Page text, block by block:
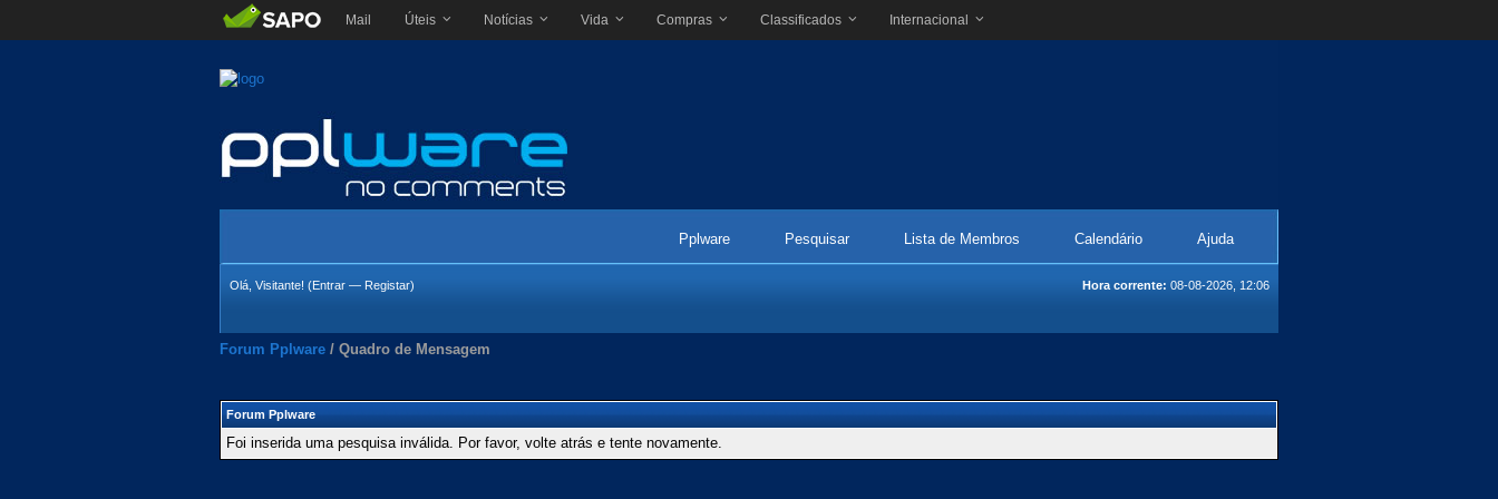
Mail Úteis Notícias Vida Compras Classificados Internacional
Pplware Pesquisar Lista de Membros Calendário Ajuda
Hora corrente: 08-08-2026, 12:06
Olá, Visitante! (Entrar — Registar)
Forum Pplware / Quadro de Mensagem
Forum Pplware
Foi inserida uma pesquisa inválida. Por favor, volte atrás e tente novamente.